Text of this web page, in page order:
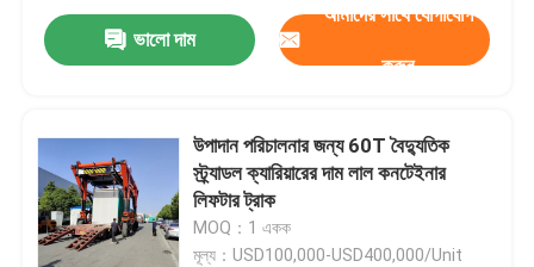
ভালো দাম
আমাদের সাথে যোগাযোগ
করুন
উপাদান পরিচালনার জন্য 60T বৈদ্যুতিক
স্ট্র্যাডল ক্যারিয়ারের দাম লাল কনটেইনার
লিফটার ট্রাক
MOQ：1 একক
মূল্য：USD100,000-USD400,000/Unit